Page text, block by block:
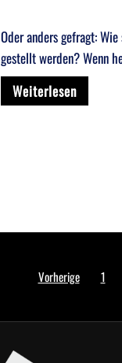
Oder anders gefragt:
gestellt werden? Wenn
Weiterlesen
Vorherige 1